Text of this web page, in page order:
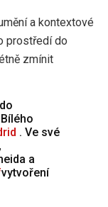
a kontextové
prostředí do
zmínit
. Ve své
,
a
vytvoření